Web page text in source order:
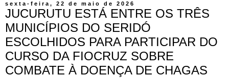
sexta-feira, 22 de maio de 2026
JUCURUTU ESTÁ ENTRE OS TRÊS
MUNICÍPIOS DO SERIDÓ
ESCOLHIDOS PARA PARTICIPAR DO
CURSO DA FIOCRUZ SOBRE
COMBATE À DOENÇA DE CHAGAS